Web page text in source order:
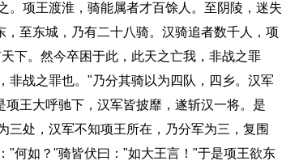
。项王渡淮，骑能属者才百馀人。至阴陵，迷失
至东城，乃有二十八骑。汉骑追者数千人，项
下。然今卒困于此，此天之亡我，非战之罪
非战之罪也。"乃分其骑以为四队，四乡。汉军
王大呼驰下，汉军皆披靡，遂斩汉一将。是
三处，汉军不知项王所在，乃分军为三，复围
"何如？"骑皆伏曰："如大王言！"于是项王欲东